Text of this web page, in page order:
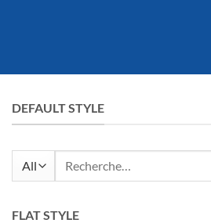
DEFAULT STYLE
FLAT STYLE